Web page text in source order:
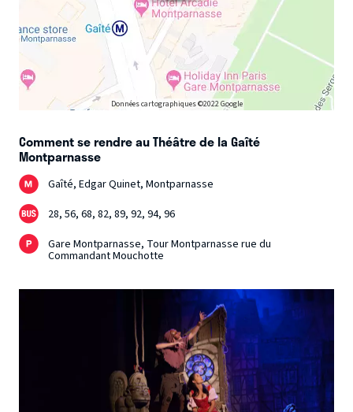
Données cartographiques ©2022 Google
Comment se rendre au Théâtre de la Gaîté
Montparnasse
Gaîté, Edgar Quinet, Montparnasse
28, 56, 68, 82, 89, 92, 94, 96
Gare Montparnasse, Tour Montparnasse rue du
Commandant Mouchotte